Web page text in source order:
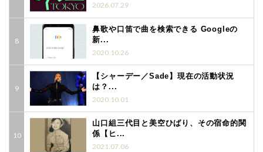
2026.07.29
鼻歌や口笛で曲を検索できる Googleの
新...
2020.10.26
【シャーデー／Sade】現在の活動状況
は？...
2020.10.01
山口組三代目と美空ひばり、その宿命的関
係【ヒ...
2021.07.06